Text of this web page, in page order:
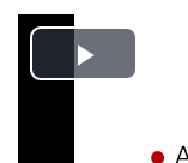
Play